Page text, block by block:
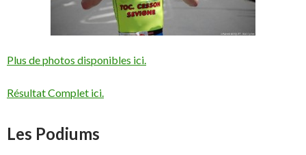
Plus de photos disponibles ici.
Résultat Complet ici.
Les Podiums